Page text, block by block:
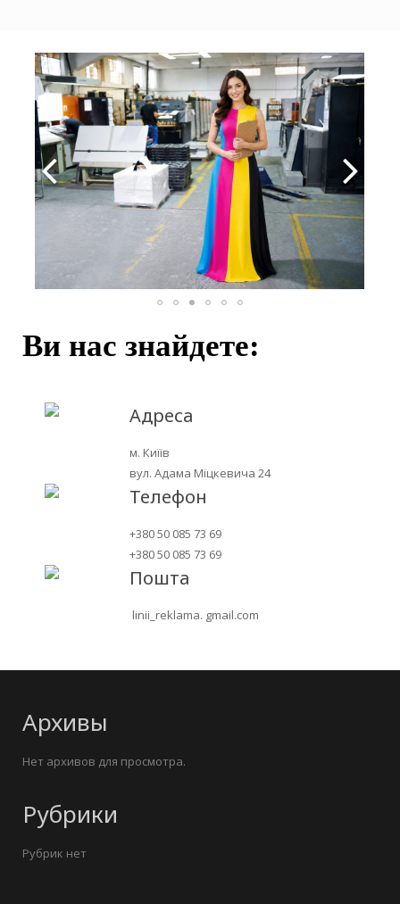
Ви нас знайдете:
Адреса
м. Киїів
вул. Адама Міцкевича 24
Телефон
+380 50 085 73 69
+380 50 085 73 69
Пошта
linii_reklama. gmail.com
Архивы
Нет архивов для просмотра.
Рубрики
Рубрик нет